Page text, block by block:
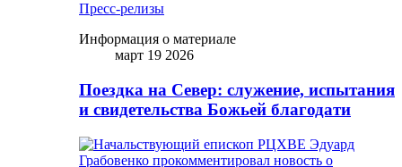
Пресс-релизы
Информация о материале
март 19 2026
Поездка на Север: служение, испытания
и свидетельства Божьей благодати